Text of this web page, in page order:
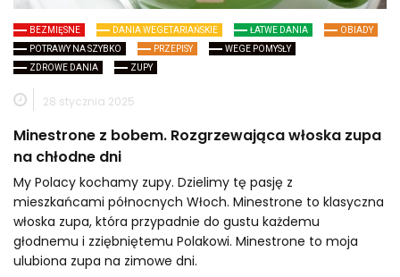
BEZMIĘSNE DANIA WEGETARIAŃSKIE ŁATWE DANIA
OBIADY
POTRAWY NA SZYBKO
PRZEPISY
WEGE POMYSŁY
ZDROWE DANIA
ZUPY
28 stycznia 2025
Minestrone z bobem. Rozgrzewająca włoska zupa
na chłodne dni
My Polacy kochamy zupy. Dzielimy tę pasję z
mieszkańcami północnych Włoch. Minestrone to klasyczna
włoska zupa, która przypadnie do gustu każdemu
głodnemu i zziębniętemu Polakowi. Minestrone to moja
ulubiona zupa na zimowe dni.